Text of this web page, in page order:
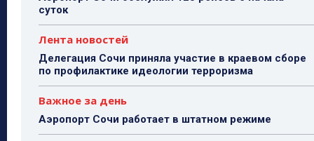
суток
Лента новостей
Делегация Сочи приняла участие в краевом сборе
по профилактике идеологии терроризма
Важное за день
Аэропорт Сочи работает в штатном режиме